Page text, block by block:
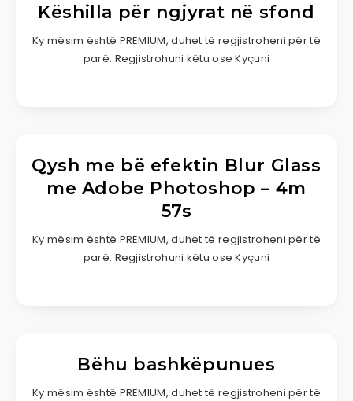
Këshilla për ngjyrat në sfond
Ky mësim është PREMIUM, duhet të regjistroheni për të
parë. Regjistrohuni këtu ose Kyçuni
Qysh me bë efektin Blur Glass
me Adobe Photoshop – 4m
57s
Ky mësim është PREMIUM, duhet të regjistroheni për të
parë. Regjistrohuni këtu ose Kyçuni
Bëhu bashkëpunues
Ky mësim është PREMIUM, duhet të regjistroheni për të